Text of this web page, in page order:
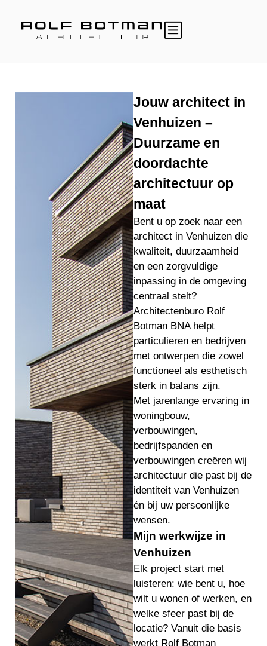
Jouw architect in
Venhuizen –
Duurzame en
doordachte
architectuur op
maat
Bent u op zoek naar een
architect in Venhuizen die
kwaliteit, duurzaamheid
en een zorgvuldige
inpassing in de omgeving
centraal stelt?
Architectenburo Rolf
Botman BNA helpt
particulieren en bedrijven
met ontwerpen die zowel
functioneel als esthetisch
sterk in balans zijn.
Met jarenlange ervaring in
woningbouw,
verbouwingen,
bedrijfspanden en
verbouwingen creëren wij
architectuur die past bij de
identiteit van Venhuizen
én bij uw persoonlijke
wensen.
Mijn werkwijze in
Venhuizen
Elk project start met
luisteren: wie bent u, hoe
wilt u wonen of werken, en
welke sfeer past bij de
locatie? Vanuit die basis
werkt Rolf Botman